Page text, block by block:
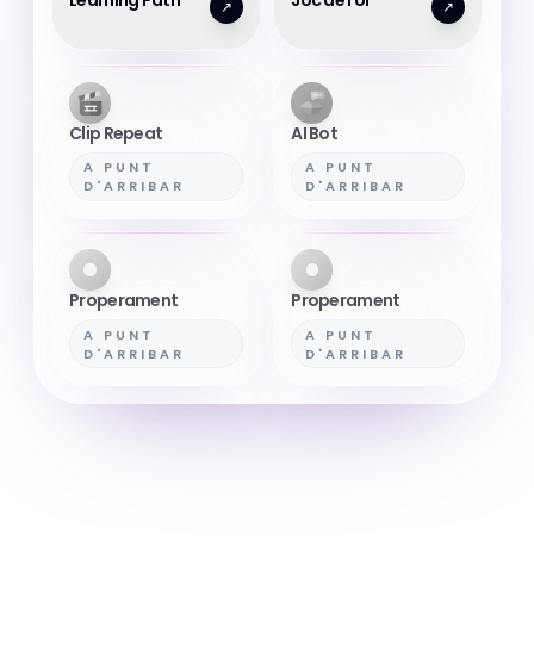
↗ ↗
Clip Repeat
A PUNT
D'ARRIBAR
AI Bot
A PUNT
D'ARRIBAR
Properament
A PUNT
D'ARRIBAR
Properament
A PUNT
D'ARRIBAR